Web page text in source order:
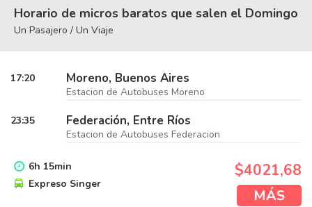
Horario de micros baratos que salen el Domingo
Un Pasajero / Un Viaje
17:20 Moreno, Buenos Aires
Estacion de Autobuses Moreno
23:35 Federación, Entre Ríos
Estacion de Autobuses Federacion
6h 15min
Expreso Singer
$4021,68
MÁS